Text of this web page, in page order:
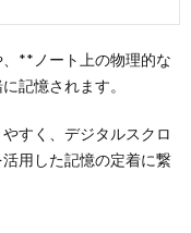
**ノート上の物理的な
記憶されます。
すく、デジタルスクロ
用した記憶の定着に繋